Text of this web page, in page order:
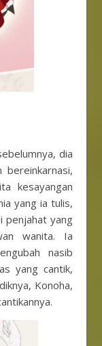
dia
bereinkarnasi,
kesayangan
yang ia tulis,
penjahat yang
wanita. Ia
nasib
yang cantik,
Konoha,